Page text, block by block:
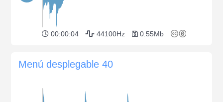
00:00:04 44100Hz 0.55Mb
Menú desplegable 40